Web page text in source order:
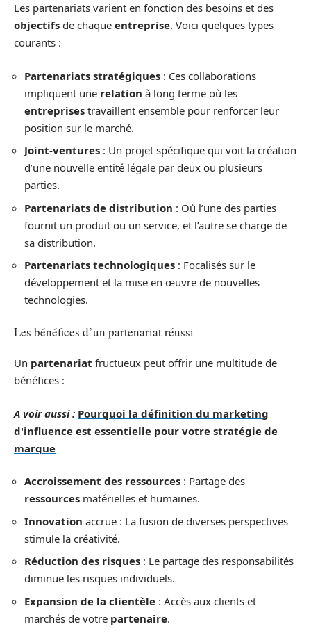
Les partenariats varient en fonction des besoins et des
objectifs de chaque entreprise. Voici quelques types
courants :
Partenariats stratégiques : Ces collaborations
impliquent une relation à long terme où les
entreprises travaillent ensemble pour renforcer leur
position sur le marché.
Joint-ventures : Un projet spécifique qui voit la création
d’une nouvelle entité légale par deux ou plusieurs
parties.
Partenariats de distribution : Où l’une des parties
fournit un produit ou un service, et l’autre se charge de
sa distribution.
Partenariats technologiques : Focalisés sur le
développement et la mise en œuvre de nouvelles
technologies.
Les bénéfices d’un partenariat réussi
Un partenariat fructueux peut offrir une multitude de
bénéfices :
A voir aussi : Pourquoi la définition du marketing
d'influence est essentielle pour votre stratégie de
marque
Accroissement des ressources : Partage des
ressources matérielles et humaines.
Innovation accrue : La fusion de diverses perspectives
stimule la créativité.
Réduction des risques : Le partage des responsabilités
diminue les risques individuels.
Expansion de la clientèle : Accès aux clients et
marchés de votre partenaire.